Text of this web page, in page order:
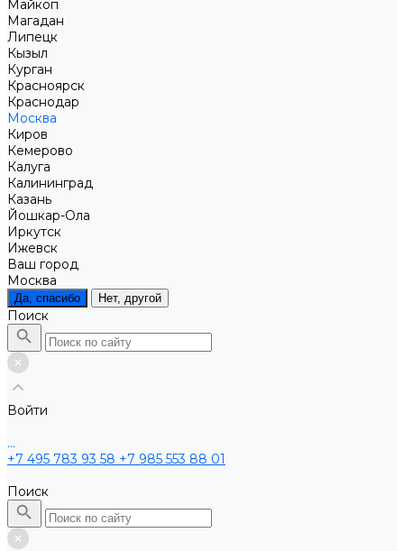
Майкоп
Магадан
Липецк
Кызыл
Курган
Красноярск
Краснодар
Москва
Киров
Кемерово
Калуга
Калининград
Казань
Йошкар-Ола
Иркутск
Ижевск
Ваш город
Москва
Да, спасибо Нет, другой
Поиск
Войти
...
+7 495 783 93 58 +7 985 553 88 01
Поиск